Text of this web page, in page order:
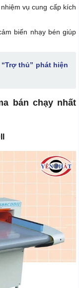
vụ cung cấp kích
biến nhạy bén giúp
thủ” phát hiện
bán chạy nhất